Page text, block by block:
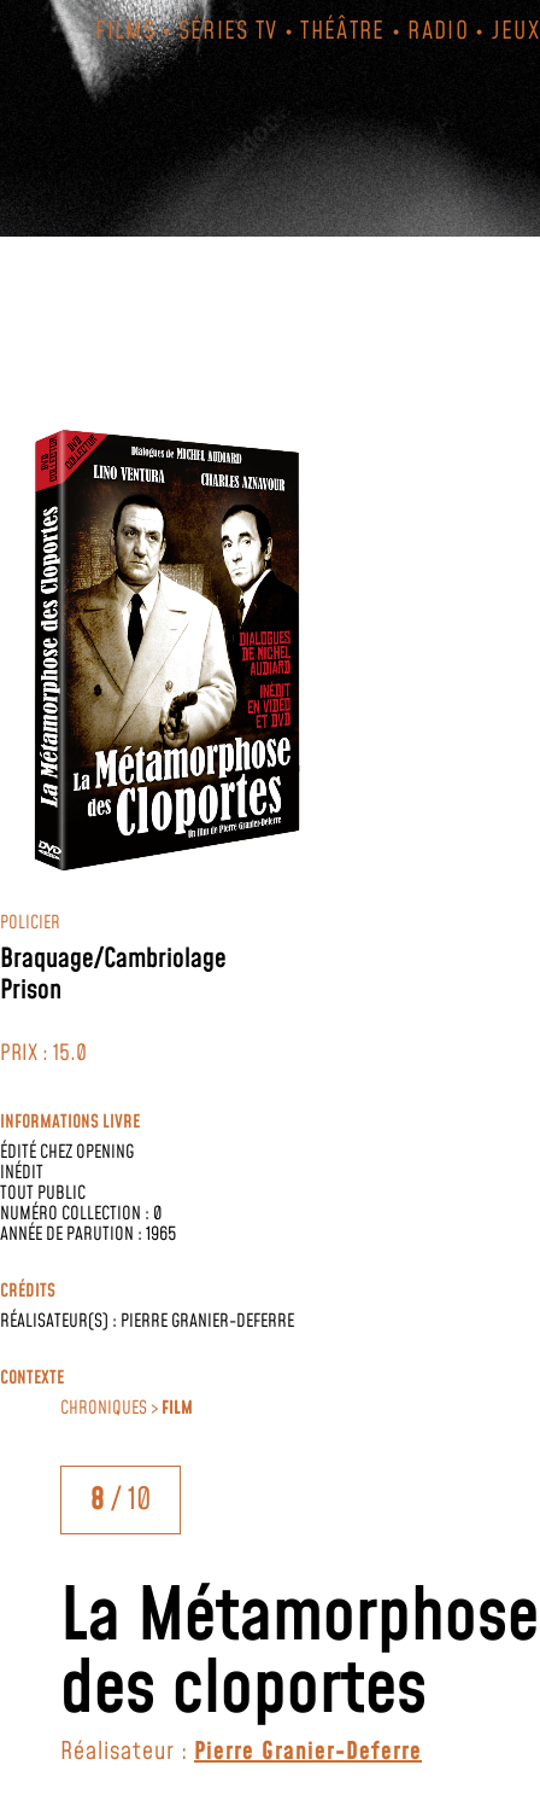
FILMS • SÉRIES TV • THÉÂTRE • RADIO • JEUX
POLICIER
Braquage/Cambriolage
Prison
PRIX : 15.0
INFORMATIONS LIVRE
ÉDITÉ CHEZOPENING
INÉDIT
TOUT PUBLIC
NUMÉRO COLLECTION : 0
ANNÉE DE PARUTION : 1965
CRÉDITS
RÉALISATEUR(S) : PIERRE GRANIER-DEFERRE
CONTEXTE
CHRONIQUES >FILM
8/ 10
La Métamorphose
des cloportes
Réalisateur : Pierre Granier-Deferre